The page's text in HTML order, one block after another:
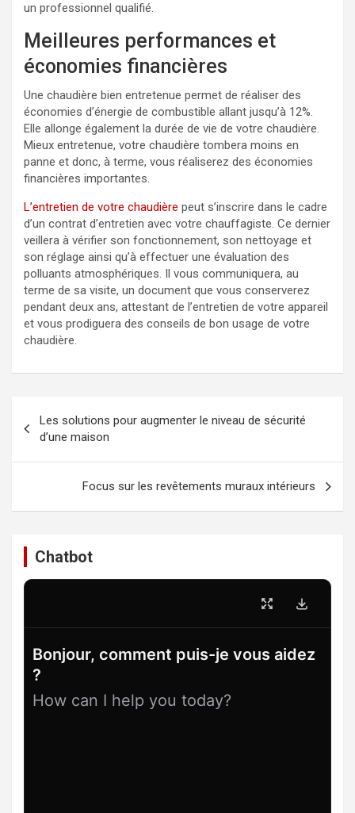
un professionnel qualifié.
Meilleures performances et
économies financières
Une chaudière bien entretenue permet de réaliser des
économies d’énergie de combustible allant jusqu’à 12%.
Elle allonge également la durée de vie de votre chaudière.
Mieux entretenue, votre chaudière tombera moins en
panne et donc, à terme, vous réaliserez des économies
financières importantes.
L’entretien de votre chaudière peut s’inscrire dans le cadre
d’un contrat d’entretien avec votre chauffagiste. Ce dernier
veillera à vérifier son fonctionnement, son nettoyage et
son réglage ainsi qu’à effectuer une évaluation des
polluants atmosphériques. Il vous communiquera, au
terme de sa visite, un document que vous conserverez
pendant deux ans, attestant de l’entretien de votre appareil
et vous prodiguera des conseils de bon usage de votre
chaudière.
de
l’article
Les solutions pour augmenter le niveau de sécurité
d’une maison
Focus sur les revêtements muraux intérieurs
Chatbot
Bonjour, comment puis-je vous aidez
?
How can I help you today?